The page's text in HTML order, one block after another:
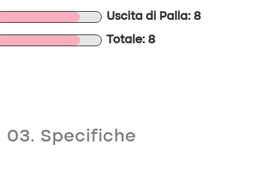
Uscita di Palla: 8
Totale: 8
03. Specifiche